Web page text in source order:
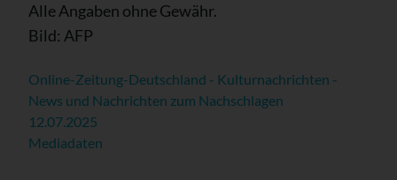
Alle Angaben ohne Gewähr.
Bild: AFP
Online-Zeitung-Deutschland - Kulturnachrichten -
News und Nachrichten zum Nachschlagen
12.07.2025
Mediadaten